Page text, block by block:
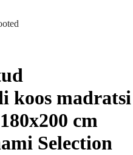
koos madratsi
cm
Selection